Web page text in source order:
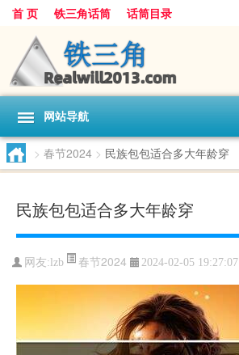
首 页 铁三角话筒 话筒目录
网站导航
> 春节2024 > 民族包包适合多大年龄穿
民族包包适合多大年龄穿
网友: lzb 春节2024 2024-02-05 19:27:07